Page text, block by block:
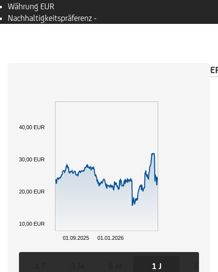
Währung EUR
Nachhaltigkeitspräferenz -
01.01.2026
01.09.2025
10,00 EUR
20,00 EUR
30,00 EUR
40,00 EUR
1 J